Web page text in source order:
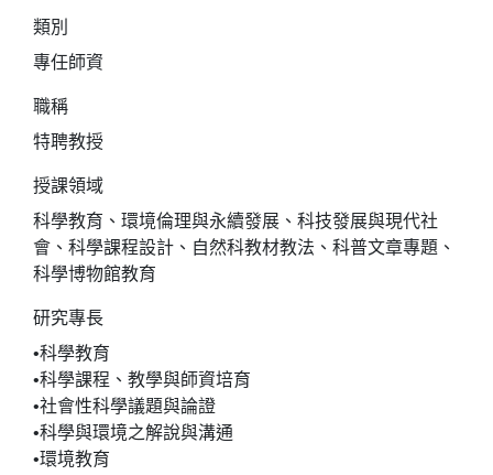
類別
專任師資
職稱
特聘教授
授課領域
科學教育、環境倫理與永續發展、科技發展與現代社
會、科學課程設計、自然科教材教法、科普文章專題、
科學博物館教育
研究專長
•科學教育
•科學課程、教學與師資培育
•社會性科學議題與論證
•科學與環境之解說與溝通
•環境教育